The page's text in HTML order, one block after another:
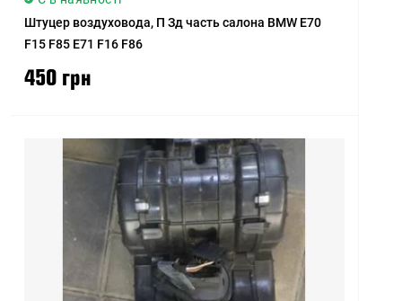
Штуцер воздуховода, П Зд часть салона BMW E70
F15 F85 E71 F16 F86
450 грн